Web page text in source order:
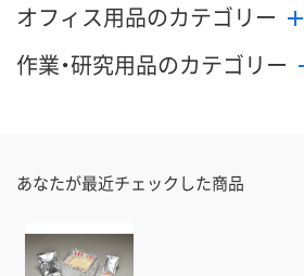
オフィス用品のカテゴリー
作業・研究用品のカテゴリー
あなたが最近チェックした商品